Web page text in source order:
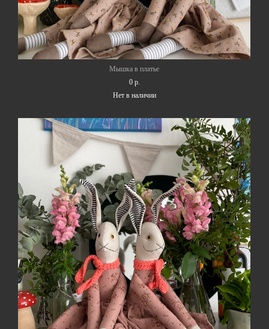
Мышка в платье
0 p.
Нет в наличии